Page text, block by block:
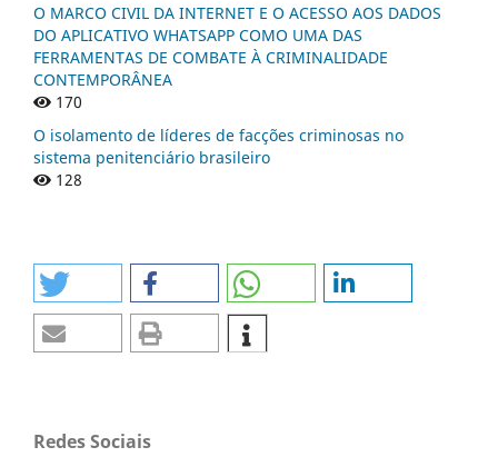
O MARCO CIVIL DA INTERNET E O ACESSO AOS DADOS
DO APLICATIVO WHATSAPP COMO UMA DAS
FERRAMENTAS DE COMBATE À CRIMINALIDADE
CONTEMPORÂNEA
170
O isolamento de líderes de facções criminosas no
sistema penitenciário brasileiro
128
Redes Sociais